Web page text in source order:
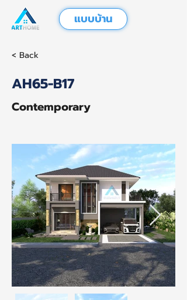
แบบบ้าน
< Back
AH65-B17
Contemporary